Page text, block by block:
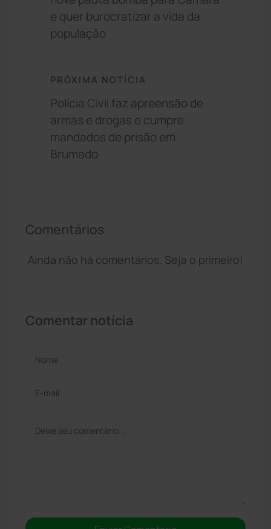
e quer burocratizar a vida da
população
PRÓXIMA NOTÍCIA
Polícia Civil faz apreensão de
armas e drogas e cumpre
mandados de prisão em
Brumado
Comentários
Ainda não há comentários. Seja o primeiro!
Comentar notícia